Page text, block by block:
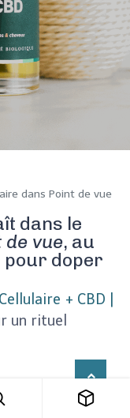
dans Point de vue
dans le
de vue, au
pour doper
+ CBD |
un rituel
cheveux en